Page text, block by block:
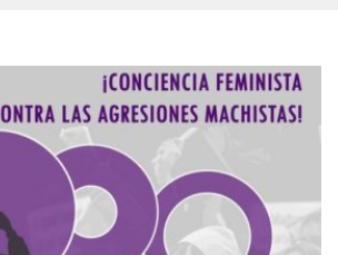
Violencia